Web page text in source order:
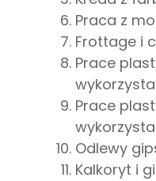
Praca z
Frottage i
Prace
Prace
Odlewy
Kalkoryt i